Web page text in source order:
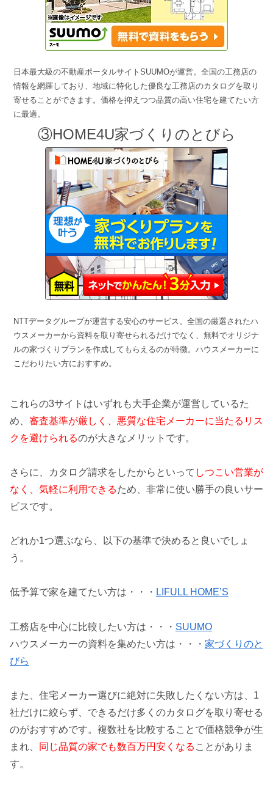
日本最大級の不動産ポータルサイトSUUMOが運営。全国の工務店の
情報を網羅しており、地域に特化した優良な工務店のカタログを取り
寄せることができます。価格を抑えつつ品質の高い住宅を建てたい方
に最適。
③HOME4U家づくりのとびら
NTTデータグループが運営する安心のサービス。全国の厳選されたハ
ウスメーカーから資料を取り寄せられるだけでなく、無料でオリジナ
ルの家づくりプランを作成してもらえるのが特徴。ハウスメーカーに
こだわりたい方におすすめ。
これらの3サイトはいずれも大手企業が運営しているた
め、 審査基準が厳しく、悪質な住宅メーカーに当たるリス
クを避けられるのが大きなメリットです。
さらに、カタログ請求をしたからといって しつこい営業が
なく、気軽に利用できるため、非常に使い勝手の良いサー
ビスです。
どれか1つ選ぶなら、以下の基準で決めると良いでしょ
う。
低予算で家を建てたい方は・・・ LIFULL HOME’S
工務店を中心に比較したい方は・・・ SUUMO
ハウスメーカーの資料を集めたい方は・・・ 家づくりのと
びら
また、住宅メーカー選びに絶対に失敗したくない方は、1
社だけに絞らず、できるだけ多くのカタログを取り寄せる
のがおすすめです。複数社を比較することで価格競争が生
まれ、
同じ品質の家でも数百万円安くなる ことがありま
す。